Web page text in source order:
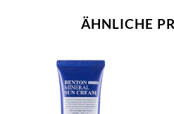
ÄHNLICHE